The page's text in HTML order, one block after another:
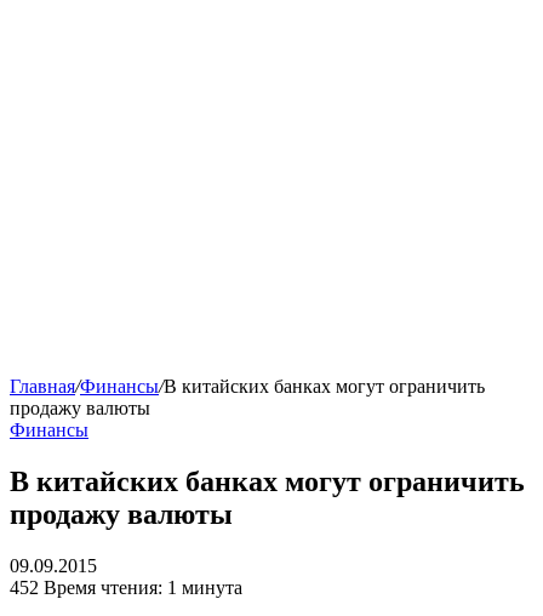
Главная/Финансы/В китайских банках могут ограничить
продажу валюты
Финансы
В китайских банках могут ограничить
продажу валюты
09.09.2015
452 Время чтения: 1 минута